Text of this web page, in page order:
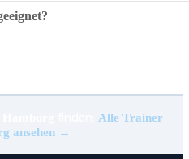
Alle Trainer
ansehen →